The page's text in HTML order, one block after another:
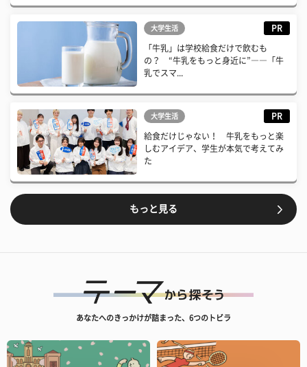
大学生活 PR
「牛乳」は学校給食だけで飲むも
の？ “牛乳をもっと身近に”――「牛
乳でスマ...
大学生活 PR
給食だけじゃない！ 牛乳をもっと楽
しむアイデア、学生が本気で考えてみ
た
もっと見る
あなたへのきっかけが詰まった、6つのトビラ